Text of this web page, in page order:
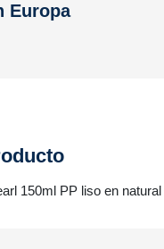
Europa
150ml PP liso en natural